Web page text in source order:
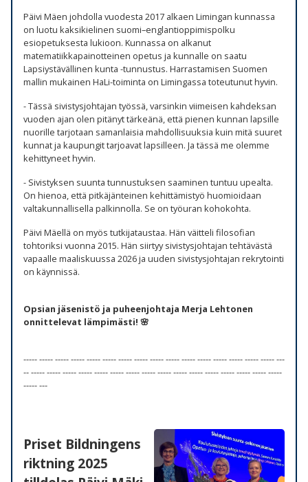
Päivi Mäen johdolla vuodesta 2017 alkaen Limingan kunnassa
on luotu kaksikielinen suomi–englantioppimispolku
esiopetuksesta lukioon. Kunnassa on alkanut
matematiikkapainotteinen opetus ja kunnalle on saatu
Lapsiystävällinen kunta -tunnustus. Harrastamisen Suomen
mallin mukainen HaLi-toiminta on Limingassa toteutunut hyvin.
- Tässä sivistysjohtajan työssä, varsinkin viimeisen kahdeksan
vuoden ajan olen pitänyt tärkeänä, että pienen kunnan lapsille
nuorille tarjotaan samanlaisia mahdollisuuksia kuin mitä suuret
kunnat ja kaupungit tarjoavat lapsilleen. Ja tässä me olemme
kehittyneet hyvin.
- Sivistyksen suunta tunnustuksen saaminen tuntuu upealta.
On hienoa, että pitkäjänteinen kehittämistyö huomioidaan
valtakunnallisella palkinnolla. Se on työuran kohokohta.
Päivi Mäellä on myös tutkijataustaa. Hän väitteli filosofian
tohtoriksi vuonna 2015. Hän siirtyy sivistysjohtajan tehtävästä
vapaalle maaliskuussa 2026 ja uuden sivistysjohtajan rekrytointi
on käynnissä.
Opsian jäsenistö ja puheenjohtaja Merja Lehtonen
onnittelevat lämpimästi! 🌸
----- ----- ----- ----- ----- ----- ----- ----- ----- ----- ----- ----- ----- ----- ----- ----- ---
-- ----- ----- ----- ----- ----- ----- ----- ----- ----- ----- ----- ----- ----- ----- ----- -----
----- ---
Priset Bildningens
riktning 2025